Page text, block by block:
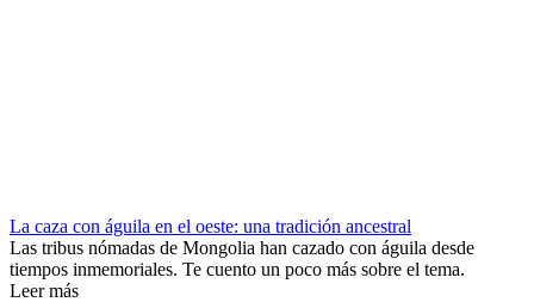
La caza con águila en el oeste: una tradición ancestral
Las tribus nómadas de Mongolia han cazado con águila desde
tiempos inmemoriales. Te cuento un poco más sobre el tema.
Leer más